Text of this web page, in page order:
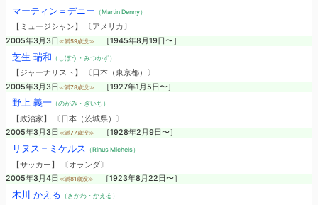
マーティン＝デニー （Martin Denny）
【ミュージシャン】 〔アメリカ〕
2005年3月3日 ≪満59歳没≫ ［1945年8月19日〜］
芝生 瑞和 （しぼう・みつかず）
【ジャーナリスト】 〔日本（東京都）〕
2005年3月3日 ≪満78歳没≫ ［1927年1月5日〜］
野上 義一（のがみ・ぎいち）
【政治家】 〔日本（茨城県）〕
2005年3月3日 ≪満77歳没≫ ［1928年2月9日〜］
リヌス＝ミケルス （Rinus Michels）
【サッカー】 〔オランダ〕
2005年3月4日 ≪満81歳没≫ ［1923年8月22日〜］
木川 かえる （きかわ・かえる）